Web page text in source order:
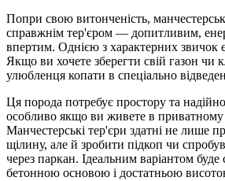
Попри свою витонченість,
справжнім тер'єром — допитливим,
впертим. Однією з характерних звичок
Якщо ви хочете зберегти свій газон чи
улюбленця копати в спеціально
Ця порода потребує простору та
особливо якщо ви живете в приватному
Манчестерські тер'єри здатні не лише
щілину, але й зробити підкоп чи
через паркан. Ідеальним варіантом буде
бетонною основою і достатньою